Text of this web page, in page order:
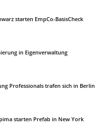
starten EmpCo-BasisCheck
in Eigenverwaltung
Professionals trafen sich in Berlin
starten Prefab in New York